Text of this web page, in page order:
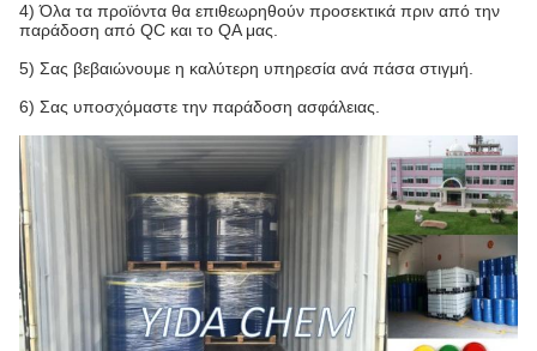
4) Όλα τα προϊόντα θα επιθεωρηθούν προσεκτικά πριν από την
παράδοση από QC και το QA μας.
5) Σας βεβαιώνουμε η καλύτερη υπηρεσία ανά πάσα στιγμή.
6) Σας υποσχόμαστε την παράδοση ασφάλειας.